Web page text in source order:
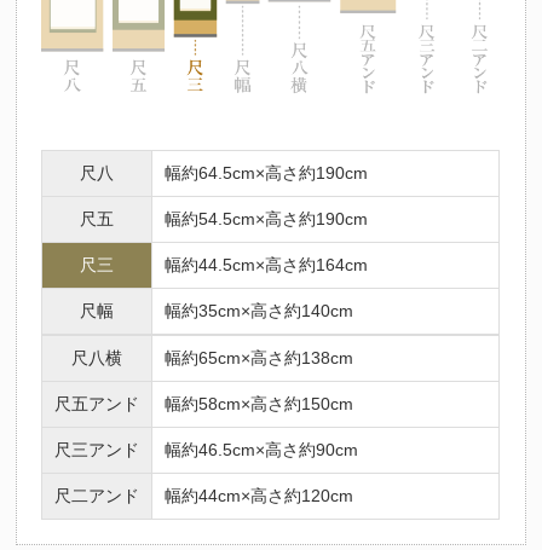
尺八 幅約64.5cm×高さ約190cm
尺五 幅約54.5cm×高さ約190cm
尺三 幅約44.5cm×高さ約164cm
尺幅 幅約35cm×高さ約140cm
尺八横 幅約65cm×高さ約138cm
尺五アンド 幅約58cm×高さ約150cm
尺三アンド 幅約46.5cm×高さ約90cm
尺二アンド 幅約44cm×高さ約120cm